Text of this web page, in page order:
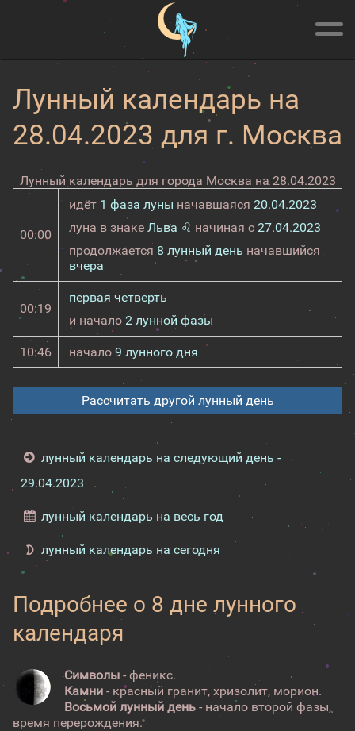
Лунный календарь на
28.04.2023 для г. Москва
Лунный календарь для города Москва на 28.04.2023
00:00
идёт 1 фаза луны начавшаяся 20.04.2023
луна в знаке Льва ♌ начиная с 27.04.2023
продолжается 8 лунный день начавшийся
вчера
00:19
первая четверть
и начало 2 лунной фазы
10:46 начало 9 лунного дня
Рассчитать другой лунный день
лунный календарь на следующий день -
29.04.2023
лунный календарь на весь год
лунный календарь на сегодня
Подробнее о 8 дне лунного
календаря
Символы - феникс.
Камни - красный гранит, хризолит, морион.
Восьмой лунный день - начало второй фазы,
время перерождения.